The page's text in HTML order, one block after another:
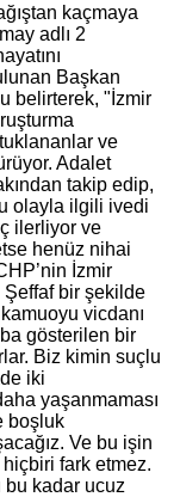
kaçmaya
adlı 2
Başkan
belirterek, "İzmir
ve
Adalet
takip edip,
olayla ilgili ivedi
ilerliyor ve
henüz nihai
İzmir
Şeffaf bir şekilde
vicdanı
gösterilen bir
Biz kimin suçlu
iki
yaşanmaması
boşluk
Ve bu işin
fark etmez.
bu kadar ucuz